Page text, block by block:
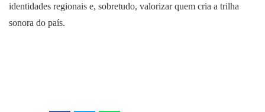
identidades regionais e, sobretudo, valorizar quem cria a trilha
sonora do país.